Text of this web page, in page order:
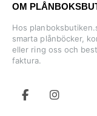
OM
Hos
smarta plånböcker,
eller ring oss och
faktura.